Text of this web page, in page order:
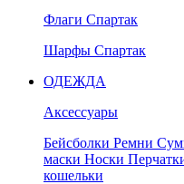
Флаги Спартак
Шарфы Спартак
ОДЕЖДА
Аксессуары
Бейсболки Ремни
маски Носки
кошельки